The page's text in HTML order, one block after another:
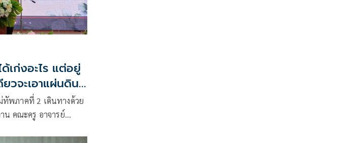
เก่งอะไร แต่อยู่
วจะเอาแผ่นดิน
ามีโอกาส
พภาคที่ 2 เดินทางด้วย
รย์